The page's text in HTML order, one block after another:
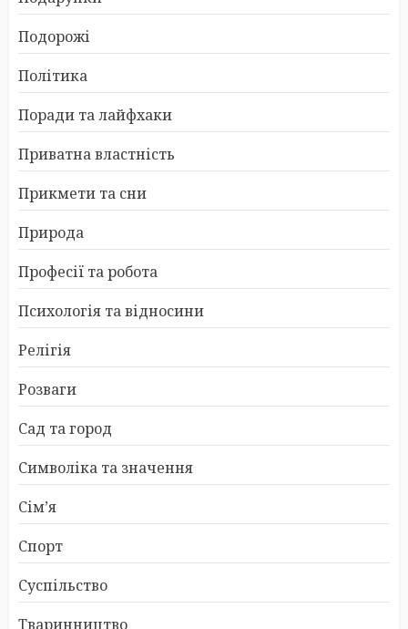
Подорожі
Політика
Поради та лайфхаки
Приватна властність
Прикмети та сни
Природа
Професії та робота
Психологія та відносини
Релігія
Розваги
Сад та город
Символіка та значення
Сім’я
Спорт
Суспільство
Тваринництво